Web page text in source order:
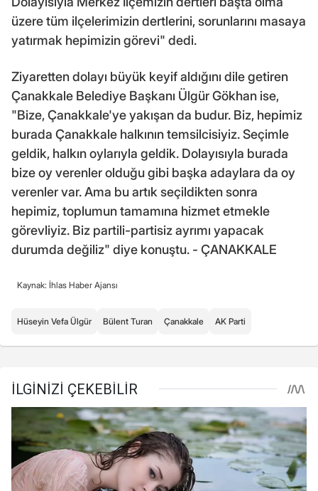
üzere tüm ilçelerimizin dertlerini, sorunlarını masaya
yatırmak hepimizin görevi" dedi.
Ziyaretten dolayı büyük keyif aldığını dile getiren
Çanakkale Belediye Başkanı Ülgür Gökhan ise,
"Bize, Çanakkale'ye yakışan da budur. Biz, hepimiz
burada Çanakkale halkının temsilcisiyiz. Seçimle
geldik, halkın oylarıyla geldik. Dolayısıyla burada
bize oy verenler olduğu gibi başka adaylara da oy
verenler var. Ama bu artık seçildikten sonra
hepimiz, toplumun tamamına hizmet etmekle
görevliyiz. Biz partili-partisiz ayrımı yapacak
durumda değiliz" diye konuştu. - ÇANAKKALE
Kaynak: İhlas Haber Ajansı
Hüseyin Vefa Ülgür Bülent Turan Çanakkale AK Parti